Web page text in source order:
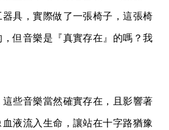
具，實際做了一張椅子，這張椅
但音樂是『真實存在』的嗎？我
這些音樂當然確實存在，且影響著
液流入生命，讓站在十字路猶豫